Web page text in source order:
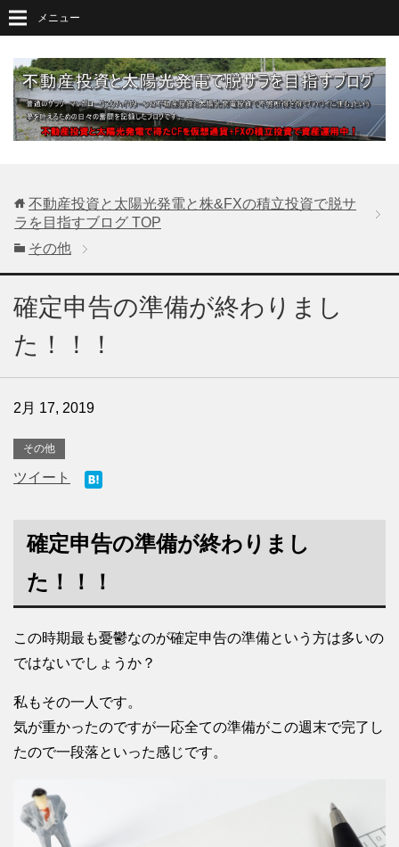
メニュー
不動産投資と太陽光発電と株&FXの積立投資で脱サ
ラを目指すブログ TOP
その他
確定申告の準備が終わりまし
た！！！
2月 17, 2019
その他
ツイート
確定申告の準備が終わりまし
た！！！
この時期最も憂鬱なのが確定申告の準備という方は多いの
ではないでしょうか？
私もその一人です。
気が重かったのですが一応全ての準備がこの週末で完了し
たので一段落といった感じです。